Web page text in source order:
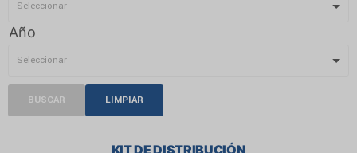
Año
BUSCAR LIMPIAR
KIT DE DISTRIBUCIÓN